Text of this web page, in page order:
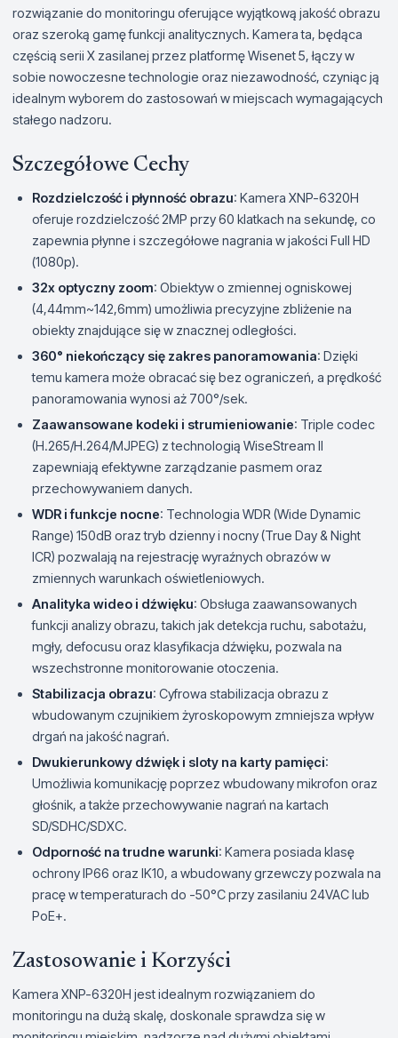
rozwiązanie do monitoringu oferujące wyjątkową jakość obrazu
oraz szeroką gamę funkcji analitycznych. Kamera ta, będąca
częścią serii X zasilanej przez platformę Wisenet 5, łączy w
sobie nowoczesne technologie oraz niezawodność, czyniąc ją
idealnym wyborem do zastosowań w miejscach wymagających
stałego nadzoru.
Szczegółowe Cechy
Rozdzielczość i płynność obrazu: Kamera XNP-6320H
oferuje rozdzielczość 2MP przy 60 klatkach na sekundę, co
zapewnia płynne i szczegółowe nagrania w jakości Full HD
(1080p).
32x optyczny zoom: Obiektyw o zmiennej ogniskowej
(4,44mm~142,6mm) umożliwia precyzyjne zbliżenie na
obiekty znajdujące się w znacznej odległości.
360° niekończący się zakres panoramowania: Dzięki
temu kamera może obracać się bez ograniczeń, a prędkość
panoramowania wynosi aż 700°/sek.
Zaawansowane kodeki i strumieniowanie: Triple codec
(H.265/H.264/MJPEG) z technologią WiseStream II
zapewniają efektywne zarządzanie pasmem oraz
przechowywaniem danych.
WDR i funkcje nocne: Technologia WDR (Wide Dynamic
Range) 150dB oraz tryb dzienny i nocny (True Day & Night
ICR) pozwalają na rejestrację wyraźnych obrazów w
zmiennych warunkach oświetleniowych.
Analityka wideo i dźwięku: Obsługa zaawansowanych
funkcji analizy obrazu, takich jak detekcja ruchu, sabotażu,
mgły, defocusu oraz klasyfikacja dźwięku, pozwala na
wszechstronne monitorowanie otoczenia.
Stabilizacja obrazu: Cyfrowa stabilizacja obrazu z
wbudowanym czujnikiem żyroskopowym zmniejsza wpływ
drgań na jakość nagrań.
Dwukierunkowy dźwięk i sloty na karty pamięci:
Umożliwia komunikację poprzez wbudowany mikrofon oraz
głośnik, a także przechowywanie nagrań na kartach
SD/SDHC/SDXC.
Odporność na trudne warunki: Kamera posiada klasę
ochrony IP66 oraz IK10, a wbudowany grzewczy pozwala na
pracę w temperaturach do -50°C przy zasilaniu 24VAC lub
PoE+.
Zastosowanie i Korzyści
Kamera XNP-6320H jest idealnym rozwiązaniem do
monitoringu na dużą skalę, doskonale sprawdza się w